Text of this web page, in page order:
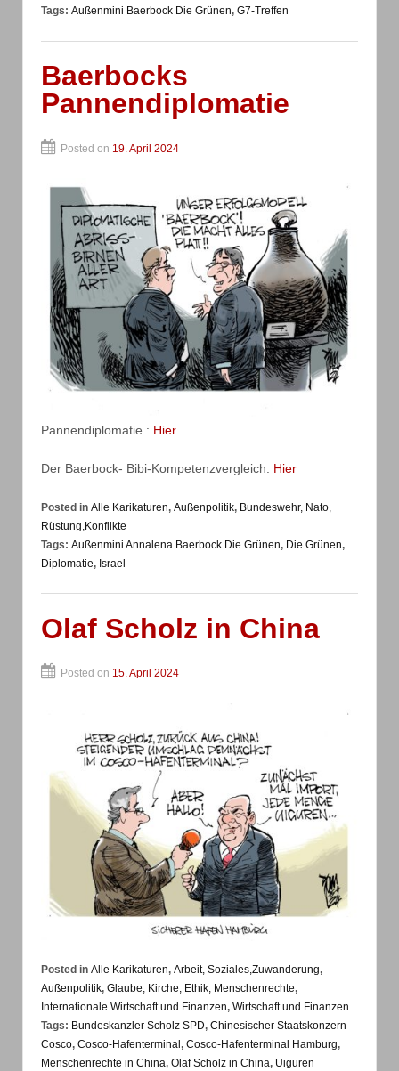
Tags: Außenmini Baerbock Die Grünen, G7-Treffen
Baerbocks
Pannendiplomatie
Posted on 19. April 2024
Pannendiplomatie : Hier
Der Baerbock- Bibi-Kompetenzvergleich: Hier
Posted in Alle Karikaturen, Außenpolitik, Bundeswehr, Nato,
Rüstung,Konflikte
Tags: Außenmini Annalena Baerbock Die Grünen, Die Grünen,
Diplomatie, Israel
Olaf Scholz in China
Posted on 15. April 2024
Posted in Alle Karikaturen, Arbeit, Soziales,Zuwanderung,
Außenpolitik, Glaube, Kirche, Ethik, Menschenrechte,
Internationale Wirtschaft und Finanzen, Wirtschaft und Finanzen
Tags: Bundeskanzler Scholz SPD, Chinesischer Staatskonzern
Cosco, Cosco-Hafenterminal , Cosco-Hafenterminal Hamburg,
Menschenrechte in China, Olaf Scholz in China, Uiguren